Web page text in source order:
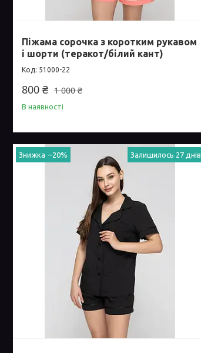
Піжама сорочка з коротким рукавом
і шорти (теракот/білий кант)
51000-22
1 000 ₴
800 ₴
В наявності
–20% Залишилось 27 днів